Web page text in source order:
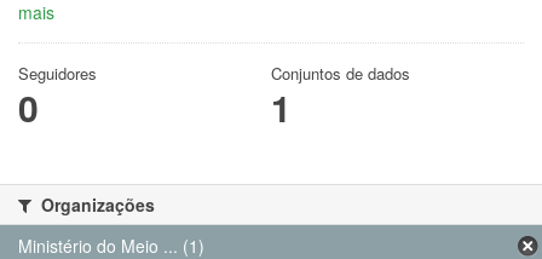
mais
Seguidores
0
Conjuntos de dados
1
Organizações
Ministério do Meio ... (1)